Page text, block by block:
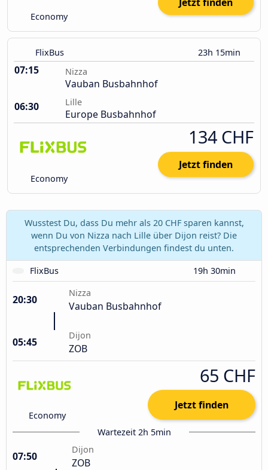
Economy
FlixBus 23h 15min
07:15 Nizza
Vauban Busbahnhof
06:30
Lille
Europe Busbahnhof
Economy
134 CHF
Jetzt finden
Wusstest Du, dass Du mehr als 20 CHF sparen kannst,
wenn Du von Nizza nach Lille über Dijon reist? Die
entsprechenden Verbindungen findest du unten.
FlixBus
19h 30min
20:30
Nizza
Vauban Busbahnhof
05:45
Dijon
ZOB
Economy
65 CHF
Jetzt finden
Wartezeit 2h 5min
07:50
Dijon
ZOB